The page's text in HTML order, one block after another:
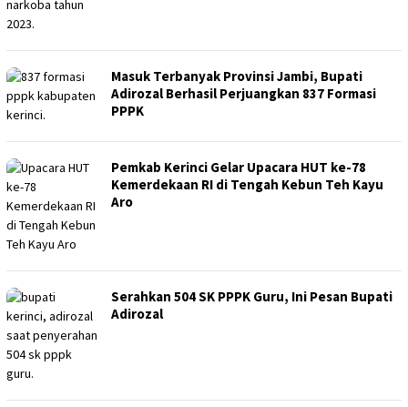
Masuk Terbanyak Provinsi Jambi, Bupati
Adirozal Berhasil Perjuangkan 837 Formasi
PPPK
Pemkab Kerinci Gelar Upacara HUT ke-78
Kemerdekaan RI di Tengah Kebun Teh Kayu
Aro
Serahkan 504 SK PPPK Guru, Ini Pesan Bupati
Adirozal